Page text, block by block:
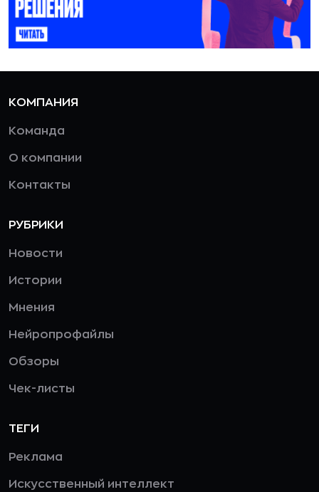
КОМПАНИЯ
Команда
О компании
Контакты
РУБРИКИ
Новости
Истории
Мнения
Нейропрофайлы
Обзоры
Чек-листы
ТЕГИ
Реклама
Искусственный интеллект